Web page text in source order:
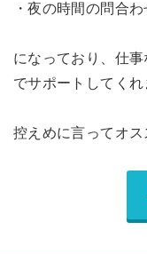
・夜の時間の問合
になっており、仕
でサポートしてくれ
控えめに言ってオス